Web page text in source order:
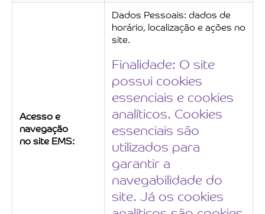
Acesso e
navegação
no site EMS:
Dados Pessoais: dados de
horário, localização e ações no
site.
Finalidade: O site
possui cookies
essenciais e cookies
analíticos. Cookies
essenciais são
utilizados para
garantir a
navegabilidade do
site. Já os cookies